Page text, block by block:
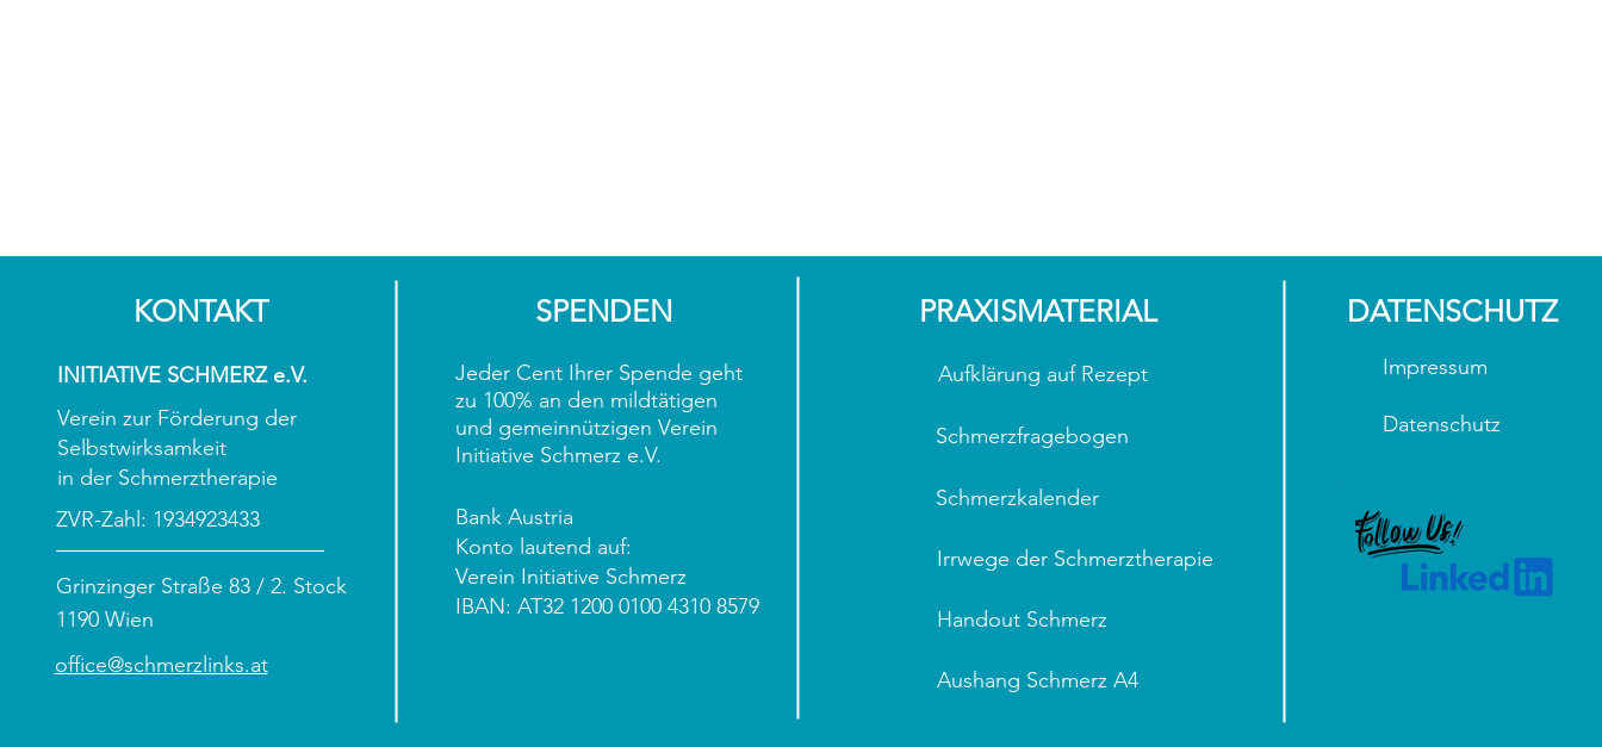
Verein zur Förderung der
Selbstwirksamkeit
in der Schmerztherapie
Grinzinger Straße 83 / 2. Stock
1190 Wien
office@schmerzlinks.at
ZVR-Zahl: 1934923433
INITIATIVE SCHMERZ e.V.
KONTAKT
Jeder Cent Ihrer Spende geht
zu 100% an den mildtätigen
und gemeinnützigen Verein
Initiative Schmerz e.V.
Bank Austria
Konto lautend auf:
Verein Initiative Schmerz
IBAN: AT32 1200 0100 4310 8579
PRAXISMATERIAL
Aufklärung auf Rezept
Schmerzfragebogen
Schmerzkalender
Irrwege der Schmerztherapie
Handout Schmerz
Aushang Schmerz A4
Impressum
Datenschutz
DATENSCHUTZ
SPENDEN